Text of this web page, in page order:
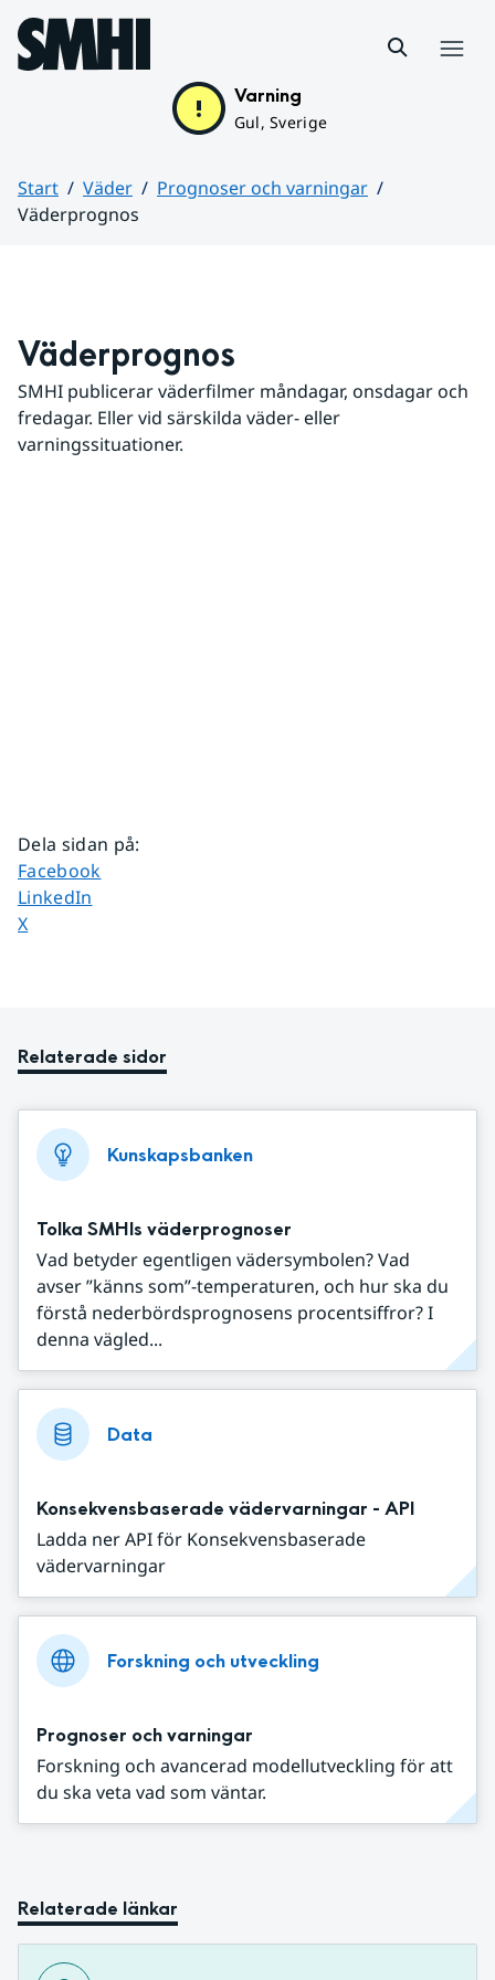
Hoppa till sidans innehåll
Varning
Gul, Sverige
Start Väder
Prognoser och varningar
Väderprognos
Väderprognos
SMHI publicerar väderfilmer måndagar, onsdagar och
fredagar. Eller vid särskilda väder- eller
varningssituationer.
Dela sidan på:
Dela sidan på
Facebook
Dela sidan på
LinkedIn
Dela sidan på
X
Relaterade sidor
Kunskapsbanken
Tolka SMHIs väderprognoser
Vad betyder egentligen vädersymbolen? Vad
avser ”känns som”-temperaturen, och hur ska du
förstå nederbördsprognosens procentsiffror? I
denna vägled...
Data
Konsekvensbaserade vädervarningar - API
Ladda ner API för Konsekvensbaserade
vädervarningar
Forskning och utveckling
Prognoser och varningar
Forskning och avancerad modellutveckling för att
du ska veta vad som väntar.
Relaterade länkar